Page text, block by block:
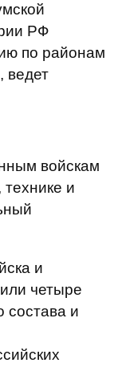
РФ
по районам
ведет
войскам
и
и
четыре
состава и